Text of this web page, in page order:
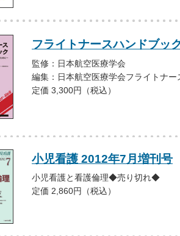
フライトナースハンドブッ
監修：日本航空医療学会
編集：日本航空医療学会フライトナ
定価 3,300円（税込）
小児看護 2012年7月増刊号
小児看護と看護倫理◆売り切れ◆
定価 2,860円（税込）